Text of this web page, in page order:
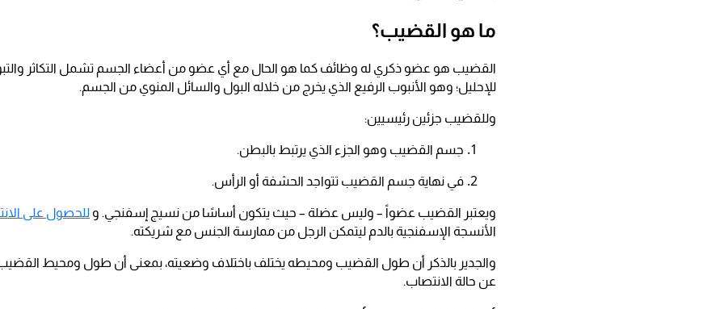
ما هو القضيب؟
القضيب هو عضو ذكري له وظائف كما هو الحال مع أي عضو من أعضاء الجسم تشمل التكاثر
للإحليل؛ وهو الأنبوب الرفيع الذي يخرج من خلاله البول والسائل المنوي من الجسم.
وللقضيب جزئين رئيسيين:
جسم القضيب وهو الجزء الذي يرتبط بالبطن.
في نهاية جسم القضيب تتواجد الحشفة أو الرأس.
ويعتبر القضيب عضواً – وليس عضلة – حيث يتكون أساسًا من نسيج إسفنجي. و للحصول على
الأنسجة الإسفنجية بالدم ليتمكن الرجل من ممارسة الجنس مع شريكته.
والجدير بالذكر أن طول القضيب ومحيطه يختلف باختلاف وضعيته، بمعنى أن طول ومحيط القضيب
عن حالة الانتصاب.